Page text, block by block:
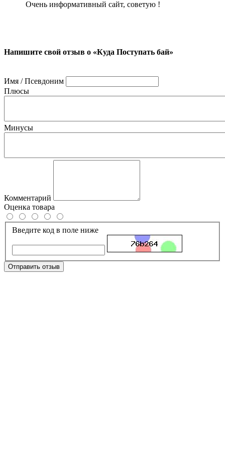
Очень информативный сайт, советую !
Напишите свой отзыв о «Куда Поступать бай»
Имя / Псевдоним
Плюсы
Минусы
Комментарий
Оценка товара
Введите код в поле ниже
Отправить отзыв